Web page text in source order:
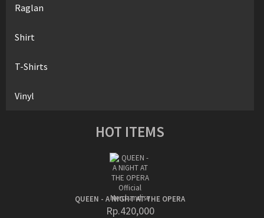
Raglan
Shirt
T-Shirts
Vinyl
HOT ITEMS
QUEEN - A NIGHT AT THE OPERA
Rp.420,000